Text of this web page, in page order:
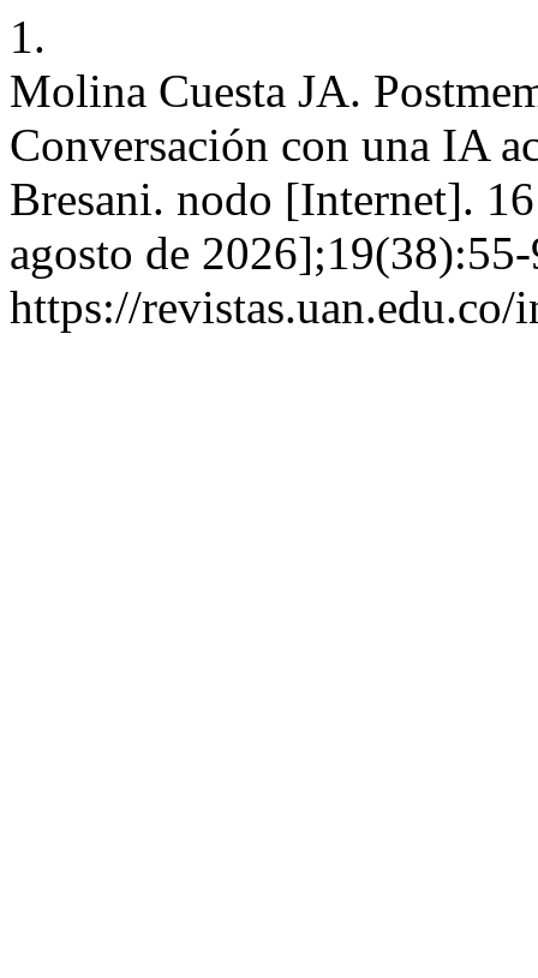
1.
Molina Cuesta JA.
Conversación con una IA
Bresani. nodo [Internet].
agosto de
https://